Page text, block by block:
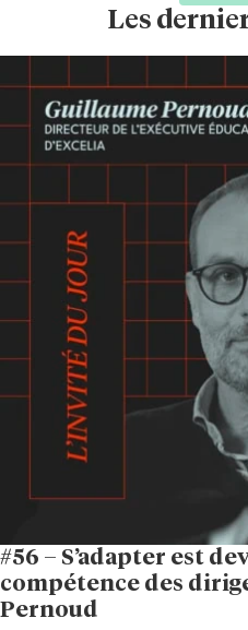
Les
#56 – S’adapter est
compétence des
Pernoud